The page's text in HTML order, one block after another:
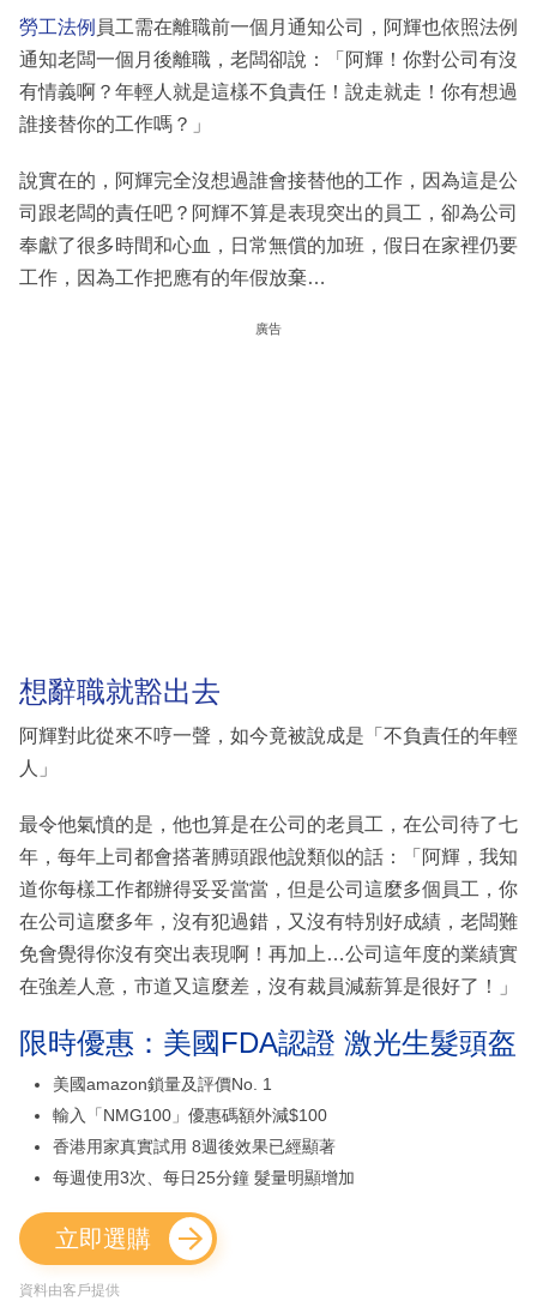
勞工法例 員工需在離職前一個月通知公司，阿輝也依照法例
通知老闆一個月後離職，老闆卻說：「阿輝！你對公司有沒
有情義啊？年輕人就是這樣不負責任！說走就走！你有想過
誰接替你的工作嗎？」
說實在的，阿輝完全沒想過誰會接替他的工作，因為這是公
司跟老闆的責任吧？阿輝不算是表現突出的員工，卻為公司
奉獻了很多時間和心血，日常無償的加班，假日在家裡仍要
工作，因為工作把應有的年假放棄…
廣告
想辭職就豁出去
阿輝對此從來不哼一聲，如今竟被說成是「不負責任的年輕
人」
最令他氣憤的是，他也算是在公司的老員工，在公司待了七
年，每年上司都會搭著膊頭跟他說類似的話：「阿輝，我知
道你每樣工作都辦得妥妥當當，但是公司這麼多個員工，你
在公司這麼多年，沒有犯過錯，又沒有特別好成績，老闆難
免會覺得你沒有突出表現啊！再加上…公司這年度的業績實
在強差人意，市道又這麼差，沒有裁員減薪算是很好了！」
限時優惠：美國FDA認證 激光生髮頭盔
美國amazon鎖量及評價No. 1
輸入「NMG100」優惠碼額外減$100
香港用家真實試用 8週後效果已經顯著
每週使用3次、每日25分鐘 髮量明顯增加
立即選購
資料由客戶提供